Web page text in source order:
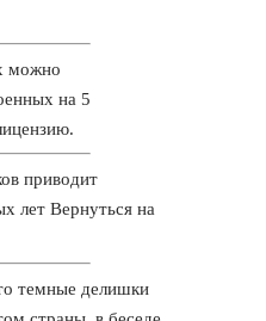
можно
на 5
приводит
лет Вернуться на
темные делишки